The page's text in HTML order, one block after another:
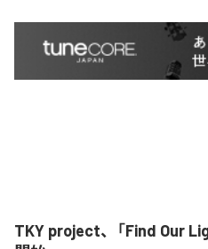
TKY project、「Find Our